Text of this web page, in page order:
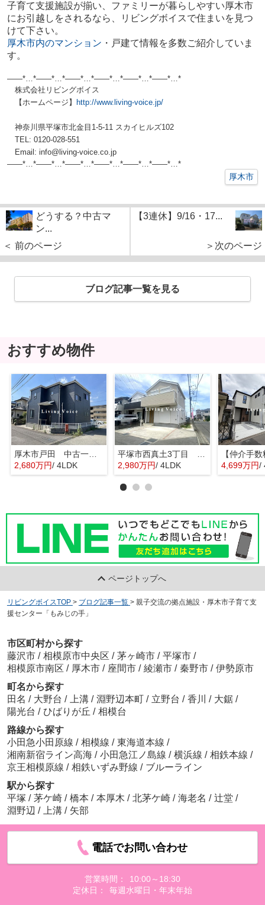
子育て支援施設が揃い、ファミリーが暮らしやすい厚木市
にお引越しをされるなら、リビングボイスで住まいを見つ
けて下さい。
厚木市内のマンション ・戸建て情報を多数ご紹介していま
す。
——*…*——*…*——*…*——*…*——*…*——*…*
株式会社リビングボイス
【ホームページ】
http://www.living-voice.jp/
神奈川県平塚市北金目1-5-11 スカイヒルズ102
TEL: 0120-028-551
Email: info@living-voice.co.jp
——*…*——*…*——*…*——*…*——*…*——*…*
厚木市
どうする？中古マ
ン...
＜ 前のページ
【3連休】9/16・17...
＞次のページ
ブログ記事一覧を見る
おすすめ物件
厚木市戸田 中古一戸建て
2,680万円/ 4LDK
平塚市西真土3丁目 中古一戸建て
2,980万円/ 4LDK 4,699万円/
ページトップへ
リビングボイスTOP > ブログ記事一覧 > 親子交流の拠点施設・厚木市子育て支
援センター「もみじの手」
市区町村から探す
藤沢市 / 相模原市中央区 / 茅ヶ崎市 / 平塚市 /
相模原市南区 / 厚木市 / 座間市 / 綾瀬市 / 秦野市 / 伊勢原市
町名から探す
田名 / 大野台 / 上溝 / 淵野辺本町 / 立野台 / 香川 / 大鋸 /
陽光台 / ひばりが丘 / 相模台
路線から探す
小田急小田原線 / 相模線 / 東海道本線 /
湘南新宿ライン高海 / 小田急江ノ島線 / 横浜線 / 相鉄本線 /
京王相模原線 / 相鉄いずみ野線 / ブルーライン
駅から探す
平塚 / 茅ケ崎 / 橋本 / 本厚木 / 北茅ケ崎 / 海老名 / 辻堂 /
淵野辺 / 上溝 / 矢部
電話でお問い合わせ
営業時間：
10:00～18:30
定休日：
毎週水曜日・年末年始